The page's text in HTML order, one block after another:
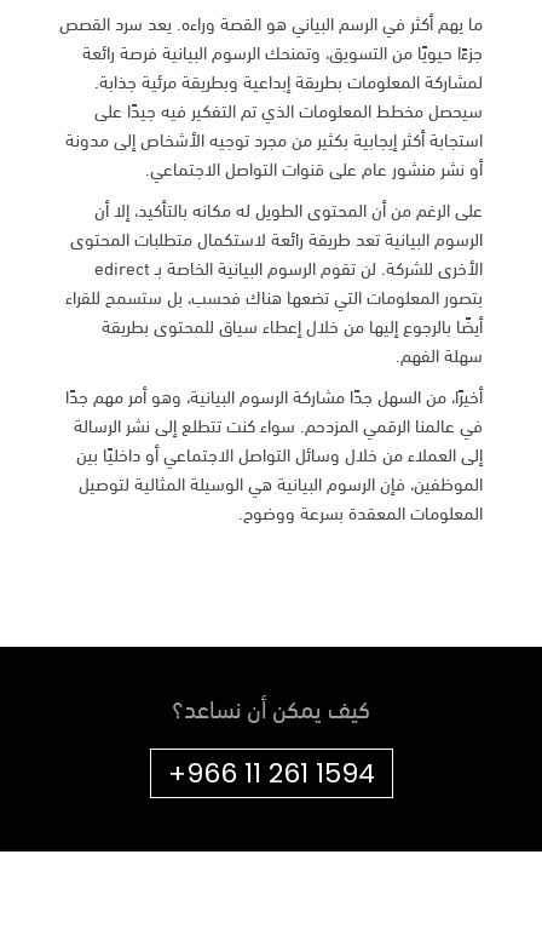
ما يهم أكثر في الرسم البياني هو القصة وراءه. يعد سرد القصص
جزءًا حيويًا من التسويق، وتمنحك الرسوم البيانية فرصة رائعة
لمشاركة المعلومات بطريقة إبداعية وبطريقة مرئية جذابة.
سيحصل مخطط المعلومات الذي تم التفكير فيه جيدًا على
استجابة أكثر إيجابية بكثير من مجرد توجيه الأشخاص إلى مدونة
أو نشر منشور عام على قنوات التواصل الاجتماعي.
على الرغم من أن المحتوى الطويل له مكانه بالتأكيد، إلا أن
الرسوم البيانية تعد طريقة رائعة لاستكمال متطلبات المحتوى
الأخرى للشركة. لن تقوم الرسوم البيانية الخاصة بـ edirect
بتصور المعلومات التي تضعها هناك فحسب، بل ستسمح للقراء
أيضًا بالرجوع إليها من خلال إعطاء سياق للمحتوى بطريقة
سهلة الفهم.
أخيرًا، من السهل جدًا مشاركة الرسوم البيانية، وهو أمر مهم جدًا
في عالمنا الرقمي المزدحم. سواء كنت تتطلع إلى نشر الرسالة
إلى العملاء من خلال وسائل التواصل الاجتماعي أو داخليًا بين
الموظفين، فإن الرسوم البيانية هي الوسيلة المثالية لتوصيل
المعلومات المعقدة بسرعة ووضوح.
كيف يمكن أن نساعد؟
+966 11 261 1594